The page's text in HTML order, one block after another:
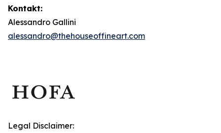
Kontakt:
Alessandro Gallini
alessandro@thehouseoffineart.com
Legal Disclaimer: